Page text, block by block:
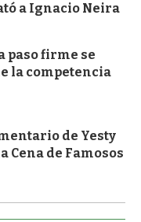
a Ignacio Neira
paso firme se
la competencia
de Yesty
Cena de Famosos